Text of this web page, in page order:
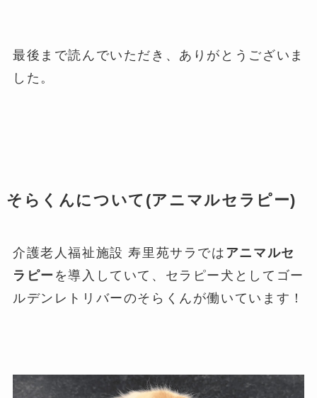
最後まで読んでいただき、ありがとうございま
した。
そらくんについて(アニマルセラピー)
介護老人福祉施設 寿里苑サラでは アニマルセ
ラピー を導入していて、セラピー犬としてゴー
ルデンレトリバーのそらくんが働いています！